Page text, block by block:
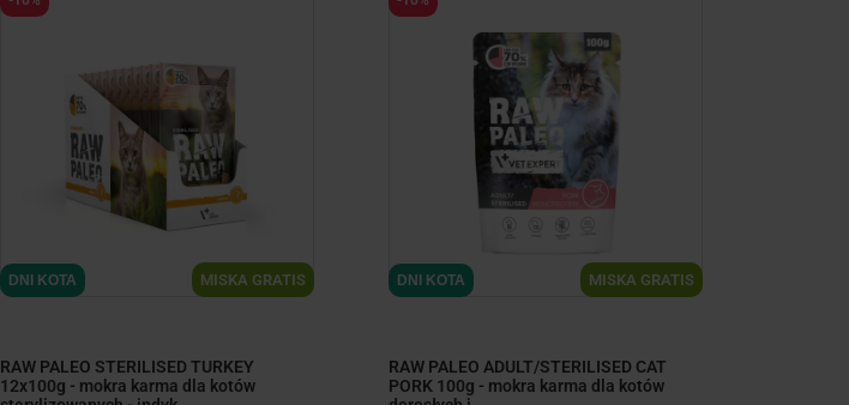
MISKA GRATIS
DNI KOTA
RAW PALEO STERILISED TURKEY
12x100g - mokra karma dla kotów
MISKA GRATIS
DNI KOTA
RAW PALEO ADULT/STERILISED CAT
PORK 100g - mokra karma dla kotów